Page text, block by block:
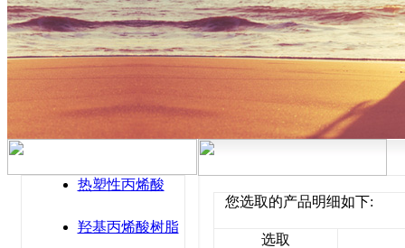
热塑性丙烯酸
羟基丙烯酸树脂
您选取的产品明细如下:
选取